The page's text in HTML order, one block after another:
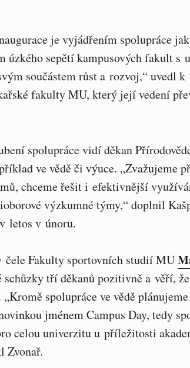
je vyjádřením spolupráce
úzkého sepětí kampusových fakult s
součástem růst a rozvoj,“ uvedl
fakulty MU, který její vedení
spolupráce vidí děkan
ve vědě či výuce. „Zvažujeme
chceme řešit i efektivnější
výzkumné týmy,“ doplnil
letos v únoru.
čele Fakulty sportovních studií MU
tří děkanů pozitivně a věří,
spolupráce ve vědě
jménem Campus Day, tedy
celou univerzitu u příležitosti
Zvonař.